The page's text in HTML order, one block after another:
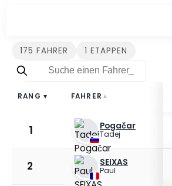
Fahrer Liège -
175 FAHRER 1 ETAPPEN
RANG ▲ FAHRER ▲
1 Pogačar
Tadej
2 SEIXAS
Paul